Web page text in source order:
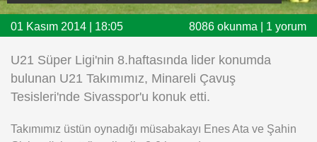
Twitter
Instagram
Android
iOS
01 Kasım 2014 | 18:05 8086 okunma | 1 yorum
U21 Süper Ligi'nin 8.haftasında lider konumda
bulunan U21 Takımımız, Minareli Çavuş
Tesisleri'nde Sivasspor'u konuk etti.
Takımımız üstün oynadığı müsabakayı Enes Ata ve Şahin